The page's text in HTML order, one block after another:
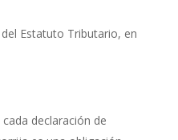
Estatuto Tributario, en
declaración de